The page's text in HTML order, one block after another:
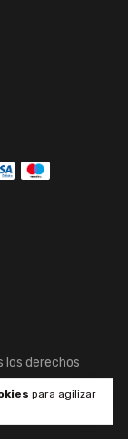
para agilizar
los derechos